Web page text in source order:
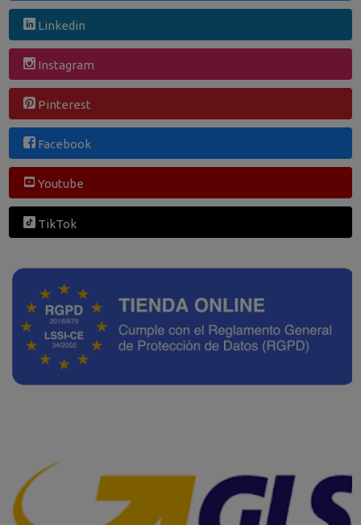
Linkedin
Instagram
Pinterest
Facebook
Youtube
TikTok